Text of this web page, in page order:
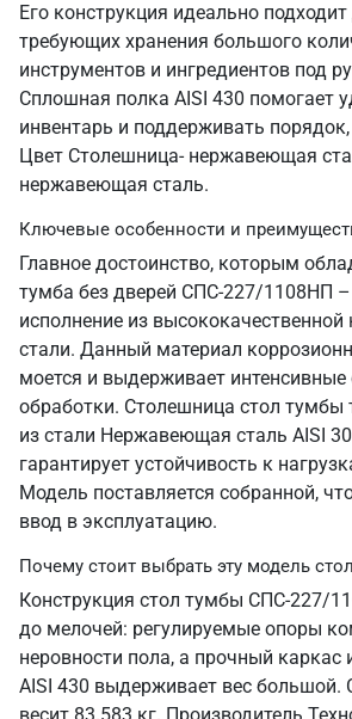
Его конструкция идеально
требующих хранения большого
инструментов и ингредиентов под
Сплошная полка AISI 430 помогает
инвентарь и поддерживать
Цвет Столешница- нержавеющая
нержавеющая сталь.
Ключевые особенности и
Главное достоинство, которым
тумба без дверей СПС-227/1108НП –
исполнение из
стали. Данный материал
моется и выдерживает
обработки. Столешница стол тумбы
из стали Нержавеющая сталь AISI
гарантирует устойчивость к
Модель поставляется собранной,
ввод в эксплуатацию.
Почему стоит выбрать эту модель
Конструкция стол тумбы СПС-227/
до мелочей: регулируемые опоры
неровности пола, а прочный каркас
AISI 430 выдерживает вес большой.